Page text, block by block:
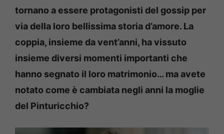
tornano a essere protagonisti del gossip per
via della loro bellissima storia d’amore. La
coppia, insieme da vent’anni, ha vissuto
insieme diversi momenti importanti che
hanno segnato il loro matrimonio… ma avete
notato come è cambiata negli anni la moglie
del Pinturicchio?